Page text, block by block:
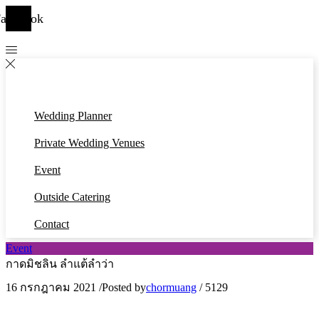
Wedding Planner
Private Wedding Venues
Event
Outside Catering
Contact
Event
กาดมิชลิน ลำแต้ลำว่า
16 กรกฎาคม 2021 /Posted bychormuang / 5129